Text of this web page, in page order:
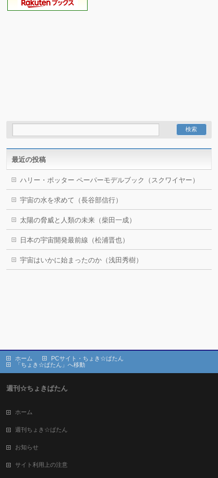
最近の投稿
ハリー・ポッター ペーパーモデルブック（スクワイヤー）
宇宙の水を求めて（長谷部信行）
太陽の脅威と人類の未来（柴田一成）
日本の宇宙開発最前線（松浦晋也）
宇宙はいかに始まったのか（浅田秀樹）
ホーム
PCサイト・ちょき☆ぱたん
「ちょき☆ぱたん」へ移動
週刊☆ちょきぱたん
ホーム
週刊ちょき☆ぱたん
お知らせ
サイト利用上の注意